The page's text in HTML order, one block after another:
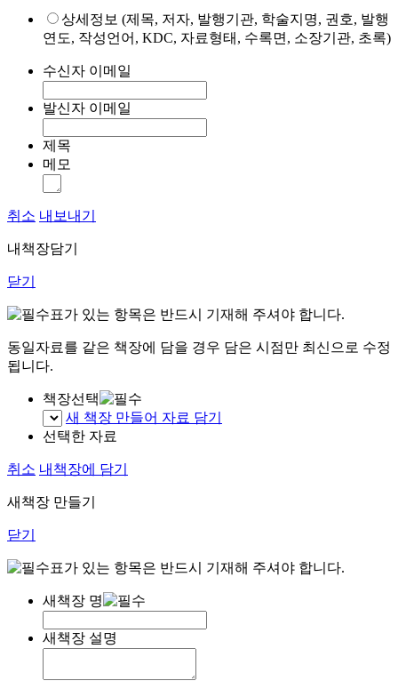
상세정보 (제목, 저자, 발행기관, 학술지명, 권호, 발행
연도, 작성언어, KDC, 자료형태, 수록면, 소장기관, 초록)
수신자 이메일
발신자 이메일
제목
메모
취소 내보내기
내책장담기
닫기
표가 있는 항목은 반드시 기재해 주셔야 합니다.
동일자료를 같은 책장에 담을 경우 담은 시점만 최신으로 수정
됩니다.
책장선택
새 책장 만들어 자료 담기
선택한 자료
취소 내책장에 담기
새책장 만들기
닫기
표가 있는 항목은 반드시 기재해 주셔야 합니다.
새책장 명
새책장 설명